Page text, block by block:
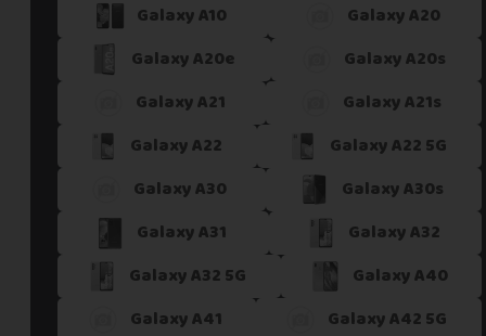
Galaxy A10
Galaxy A20
Galaxy A20e
Galaxy A20s
Galaxy A21
Galaxy A21s
Galaxy A22
Galaxy A22 5G
Galaxy A30
Galaxy A30s
Galaxy A31
Galaxy A32
Galaxy A32 5G
Galaxy A40
Galaxy A41
Galaxy A42 5G